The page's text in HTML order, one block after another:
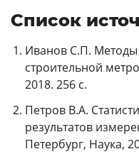
Список
Иванов С.П.
строительной
2018. 256 с.
Петров В.А.
результатов
Петербург, Наука,